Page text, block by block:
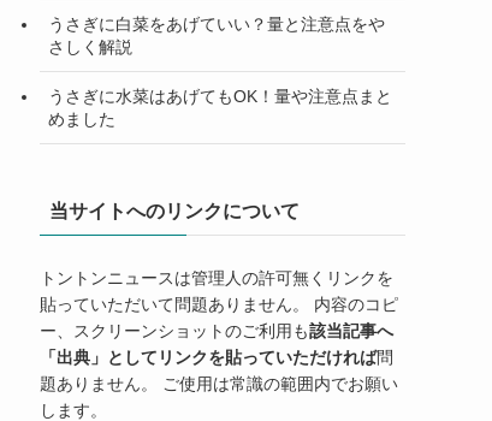
うさぎに白菜をあげていい？量と注意点をや
さしく解説
うさぎに水菜はあげてもOK！量や注意点まと
めました
当サイトへのリンクについて
トントンニュースは管理人の許可無くリンクを
貼っていただいて問題ありません。 内容のコピ
ー、スクリーンショットのご利用も該当記事へ
「出典」としてリンクを貼っていただければ問
題ありません。 ご使用は常識の範囲内でお願い
します。